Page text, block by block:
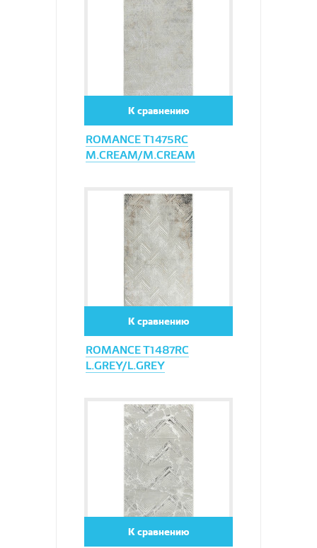
ROMANCE T1475RC
M.CREAM/M.CREAM
К сравнению
ROMANCE T1487RC
L.GREY/L.GREY
Увеличить
К сравнению
Увеличить
К сравнению